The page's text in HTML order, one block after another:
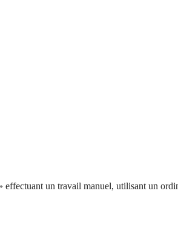
un travail manuel, utilisant un